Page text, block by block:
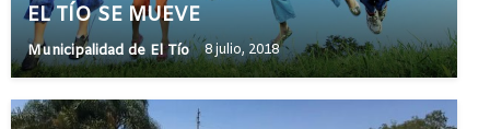
EL TÍO SE MUEVE
Municipalidad de El Tío 8 julio, 2018